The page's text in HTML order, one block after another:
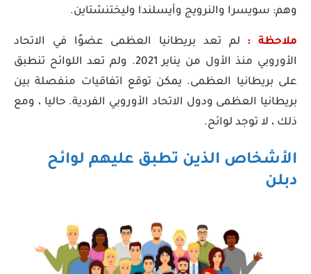
وهم: سويسرا والنرويج وأيسلندا وليختنشتاين.
ملاحظة :
لم تعد بريطانيا العظمى عضوًا في الاتحاد
الأوروبي منذ الأول من يناير 2021. ولم تعد اللوائح تنطبق
على بريطانيا العظمى. يمكن توقع اتفاقيات منفصلة بين
بريطانيا العظمى ودول الاتحاد الأوروبي الفردية. حاليا ، ومع
ذلك ، لا توجد لوائح.
الأشخاص الذين تطبق عليهم لوائح
دبلن